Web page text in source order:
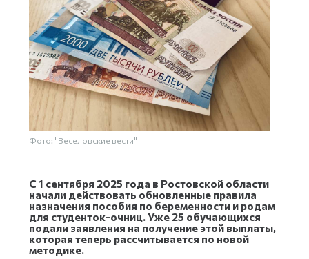
Фото: "Веселовские вести"
С 1 сентября 2025 года в Ростовской области
начали действовать обновленные правила
назначения пособия по беременности и родам
для студенток-очниц. Уже 25 обучающихся
подали заявления на получение этой выплаты,
которая теперь рассчитывается по новой
методике.